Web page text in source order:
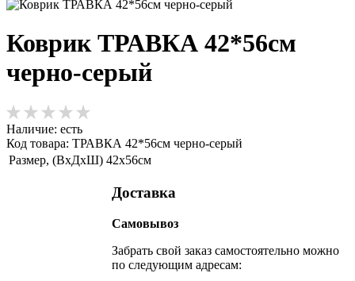
Коврик ТРАВКА 42*56см
черно-серый
Наличие: есть
Код товара: ТРАВКА 42*56см черно-серый
Размер, (ВхДхШ) 42х56см
Доставка
Самовывоз
Забрать свой заказ самостоятельно можно
по следующим адресам: